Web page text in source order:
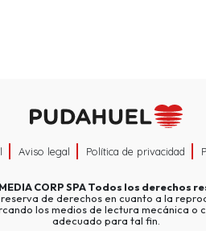
Aviso legal Política de privacidad
CORP SPATodos los derechos
reserva de derechos en cuanto a la
los medios de lectura mecánica o
adecuado para tal fin.